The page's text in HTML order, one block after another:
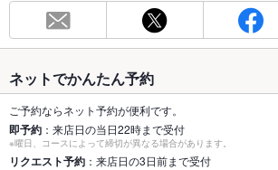
最大宴会収
容人数
34人(【お気軽にご相談ください】大
個室 なし ：貸切可能！2階（16席）は貸切
座敷 なし
掘りごたつ なし
ネットでかんたん予約
ご予約ならネット予約が便利です。
即予約 ：来店日の当日22時まで受付
※曜日、コースによって締切が異なる場合があります。
リクエスト予約 ：来店日の3日前まで受付